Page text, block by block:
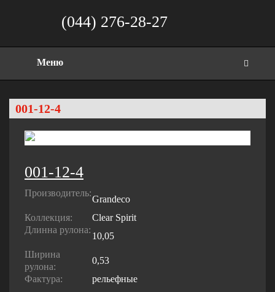
(044) 276-28-27
Меню
001-12-4
001-12-4
Производитель:
Grandeco
Коллекция:
Clear Spirit
Длинна рулона:
10,05
Ширина
рулона:
0,53
Фактура:
рельефные